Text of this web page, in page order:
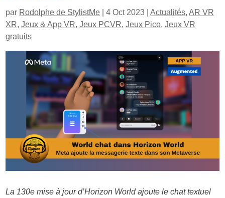
par Rodolphe de StylistMe |4 Oct 2023 |Actualités,AR VR
XR,Jeux & App VR,Jeux PCVR,Jeux Pico,Jeux VR
gratuits
La 130e mise à jour d’Horizon World ajoute le chat textuel